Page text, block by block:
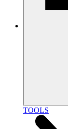
TOOLS